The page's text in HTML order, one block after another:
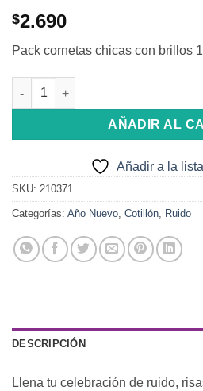
$2.690
Pack cornetas chicas con brillos
Pack cornetas chicas (12
AÑADIR AL
Añadir a la
SKU: 210371
Categorías: Año Nuevo, Cotillón, Ruido
DESCRIPCIÓN
Llena tu celebración de ruido,